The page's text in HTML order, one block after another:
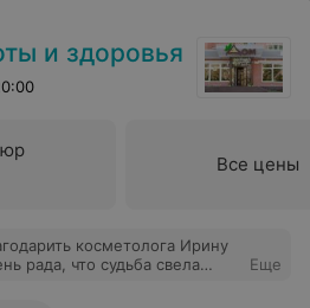
и здоровья
Все цены
косметолога Ирину
рада, что судьба свела
для лица моя кожа
Еще